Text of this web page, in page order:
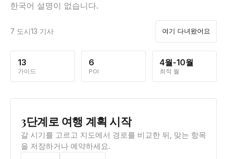
한국어 설명이 없습니다.
7 도시13 기사 여기 다녀왔어요
13
가이드
6
POI
4월-10월
최적 월
3단계로 여행 계획 시작
갈 시기를 고르고 지도에서 경로를 비교한 뒤, 맞는 항목
을 저장하거나 예약하세요.